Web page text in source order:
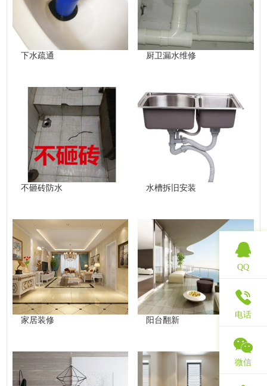
下水疏通 厨卫漏水维修
不砸砖防水 水槽拆旧安装
家居装修 阳台翻新
QQ
电话
微信